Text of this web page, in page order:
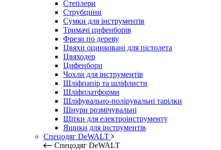
Степлери
Струбцини
Сумки для інструментів
Тримачі цифенборів
Фрези по дереву
Цвяхи оцинковані для пістолета
Цвяходер
Цифенбори
Чохли для інструментів
Шліфпапір та шліфлисти
Шліфплатформи
Шліфувально-полірувальні тарілки
Шнури розмічувальні
Щітки для електроінструменту
Ящики для інструментів
Спецодяг DeWALT
Спецодяг DeWALT